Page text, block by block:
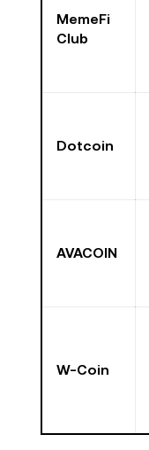
MemeFi
Club
Dotcoin
AVACOIN
W-Coin